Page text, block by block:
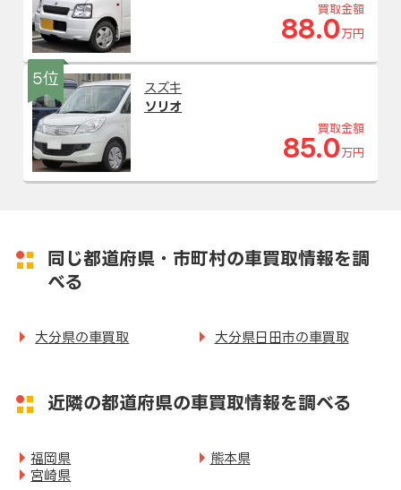
買取金額
88.0 万円
5位
スズキ
ソリオ
買取金額
85.0 万円
同じ都道府県・市町村の車買取情報を調
べる
大分県の車買取 大分県日田市の車買取
近隣の都道府県の車買取情報を調べる
福岡県
熊本県
宮崎県